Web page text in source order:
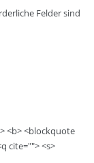
Felder sind
<b> <blockquote
cite=""> <s>